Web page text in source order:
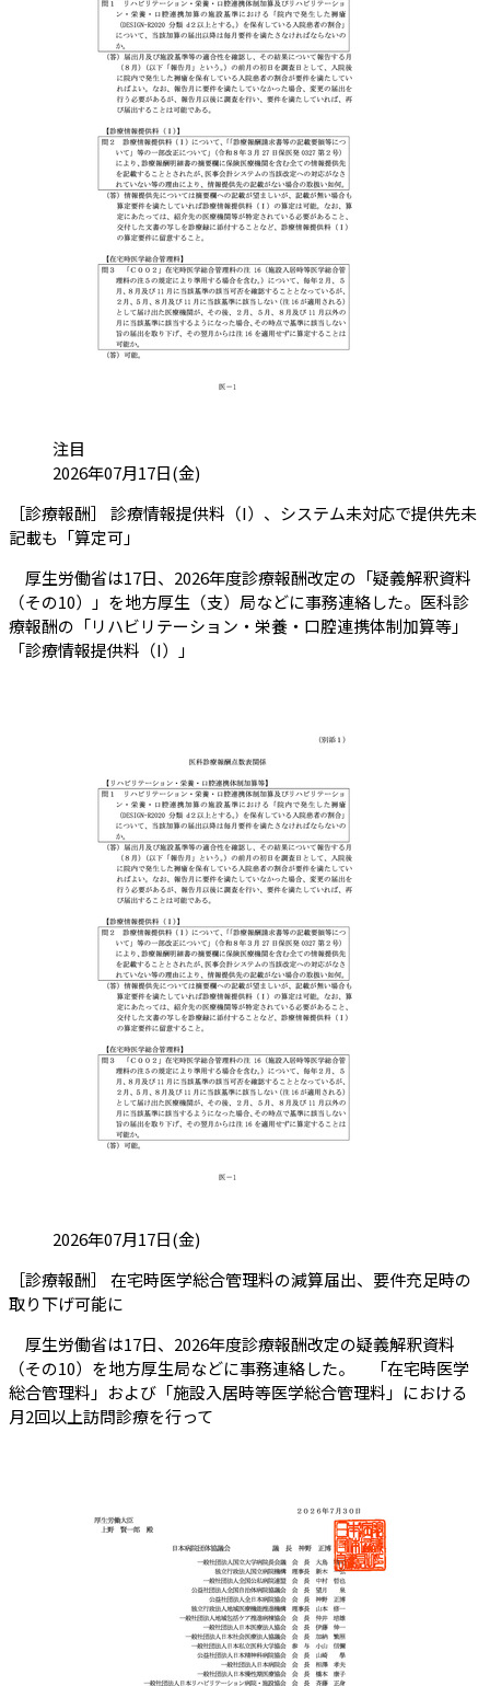
カテゴリ:
注目
投稿日:2026年07月17日(金)
［診療報酬］ 診療情報提供料（I）、システム未対応で提供先未
記載も「算定可」
厚生労働省は17日、2026年度診療報酬改定の「疑義解釈資料
（その10）」を地方厚生（支）局などに事務連絡した。医科診
療報酬の「リハビリテーション・栄養・口腔連携体制加算等」
「診療情報提供料（I）」
投稿日:2026年07月17日(金)
［診療報酬］ 在宅時医学総合管理料の減算届出、要件充足時の
取り下げ可能に
厚生労働省は17日、2026年度診療報酬改定の疑義解釈資料
（その10）を地方厚生局などに事務連絡した。 「在宅時医学
総合管理料」および「施設入居時等医学総合管理料」における
月2回以上訪問診療を行って